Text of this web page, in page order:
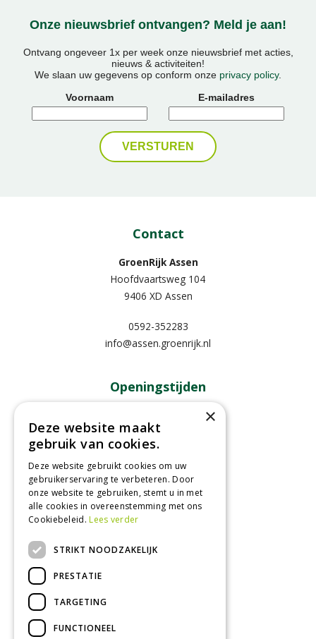
Onze nieuwsbrief ontvangen? Meld je aan!
Ontvang ongeveer 1x per week onze nieuwsbrief met acties,
nieuws & activiteiten!
We slaan uw gegevens op conform onze privacy policy.
Voornaam
E-mailadres
Contact
GroenRijk Assen
Hoofdvaartsweg 104
9406 XD Assen
0592-352283
info@assen.groenrijk.nl
Openingstijden
09:00 - 18:00
Dinsdag
Woensdag
Donderdag
09:00 - 18:00
Vrijdag
09:00 - 18:00
Zaterdag
09:00 - 17:00
Toon alle openingstijden
×
Deze website maakt
gebruik van cookies.
Deze website gebruikt cookies om uw
gebruikerservaring te verbeteren. Door
onze website te gebruiken, stemt u in met
alle cookies in overeenstemming met ons
Cookiebeleid.Lees verder
STRIKT NOODZAKELIJK
PRESTATIE
TARGETING
FUNCTIONEEL